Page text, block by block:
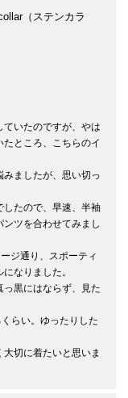
（ステンカラ
いたのですが、やは
ところ、こちらのイ
ましたが、思い切っ
たので、早速、半袖
ツを合わせてみまし
ジ通り、スポーティ
なりました。
黒にはならず、見た
らい。ゆったりした
大切に着たいと思いま